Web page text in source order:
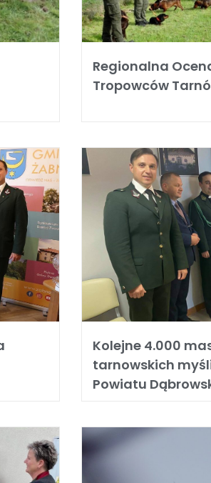
Regionalna
Tropowców
Kolejne 4.000
tarnowskich
Powiatu